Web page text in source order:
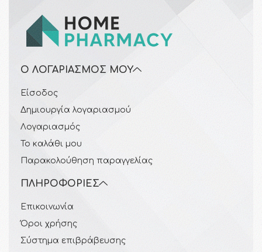
Ο ΛΟΓΑΡΙΑΣΜΌΣ ΜΟΥ
Είσοδος
Δημιουργία λογαριασμού
Λογαριασμός
Το καλάθι μου
Παρακολούθηση παραγγελίας
ΠΛΗΡΟΦΟΡΊΕΣ
Επικοινωνία
Όροι χρήσης
Σύστημα επιβράβευσης